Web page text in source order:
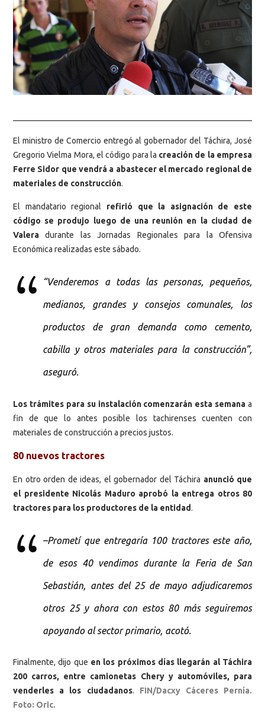
El ministro de Comercio entregó al gobernador del Táchira, José
Gregorio Vielma Mora, el código para la creación de la empresa
Ferre Sidor que vendrá a abastecer el mercado regional de
materiales de construcción.
El mandatario regional refirió que la asignación de este
código se produjo luego de una reunión en la ciudad de
Valera durante las Jornadas Regionales para la Ofensiva
Económica realizadas este sábado.
“Venderemos a todas las personas, pequeños,
medianos, grandes y consejos comunales, los
productos de gran demanda como cemento,
cabilla y otros materiales para la construcción”,
aseguró.
Los trámites para su instalación comenzarán esta semana a
fin de que lo antes posible los tachirenses cuenten con
materiales de construcción a precios justos.
80 nuevos tractores
En otro orden de ideas, el gobernador del Táchira anunció que
el presidente Nicolás Maduro aprobó la entrega otros 80
tractores para los productores de la entidad.
–Prometí que entregaría 100 tractores este año,
de esos 40 vendimos durante la Feria de San
Sebastián, antes del 25 de mayo adjudicaremos
otros 25 y ahora con estos 80 más seguiremos
apoyando al sector primario, acotó.
Finalmente, dijo que en los próximos días llegarán al Táchira
200 carros, entre camionetas Chery y automóviles, para
venderles a los ciudadanos. FIN/Dacxy Cáceres Pernía.
Foto: Oric.